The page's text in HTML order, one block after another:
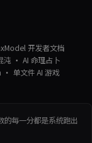
开发者文档
沌 · AI 命理占卜
单文件 AI 游戏
的每一分都是系统跑出